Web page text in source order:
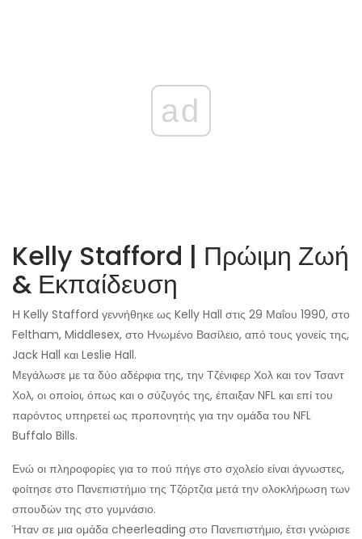
ad
Kelly Stafford | Πρώιμη Ζωή
& Εκπαίδευση
Η Kelly Stafford γεννήθηκε ως Kelly Hall στις 29 Μαΐου 1990, στο
Feltham, Middlesex, στο Ηνωμένο Βασίλειο, από τους γονείς της,
Jack Hall και Leslie Hall.
Μεγάλωσε με τα δύο αδέρφια της, την Τζένιφερ Χολ και τον Τσαντ
Χολ, οι οποίοι, όπως και ο σύζυγός της, έπαιξαν NFL και επί του
παρόντος υπηρετεί ως προπονητής για την ομάδα του NFL
Buffalo Bills.
Ενώ οι πληροφορίες για το πού πήγε στο σχολείο είναι άγνωστες,
φοίτησε στο Πανεπιστήμιο της Τζόρτζια μετά την ολοκλήρωση των
σπουδών της στο γυμνάσιο.
Ήταν σε μια ομάδα cheerleading στο Πανεπιστήμιο, έτσι γνώρισε